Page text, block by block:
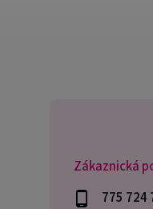
Zákaznická
775 724